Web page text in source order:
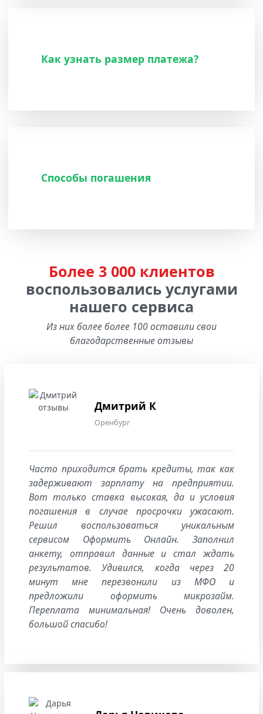
Как узнать размер платежа?
Способы погашения
Более 3 000 клиентов
воспользовались услугами
нашего сервиса
Из них более более 100 оставили свои
благодарственные отзывы
Дмитрий К
Оренбург
Часто приходится брать кредиты, так как
задерживают зарплату на предприятии.
Вот только ставка высокая, да и условия
погашения в случае просрочки ужасают.
Решил воспользоваться уникальным
сервисом Оформить Онлайн. Заполнил
анкету, отправил данные и стал ждать
результатов. Удивился, когда через 20
минут мне перезвонили из МФО и
предложили оформить микрозайм.
Переплата минимальная! Очень доволен,
большой спасибо!